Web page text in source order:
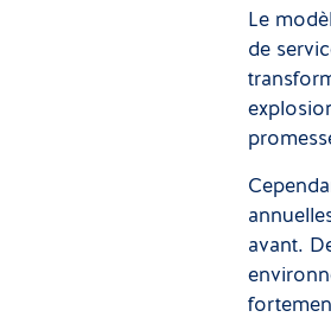
Le
de
avant.